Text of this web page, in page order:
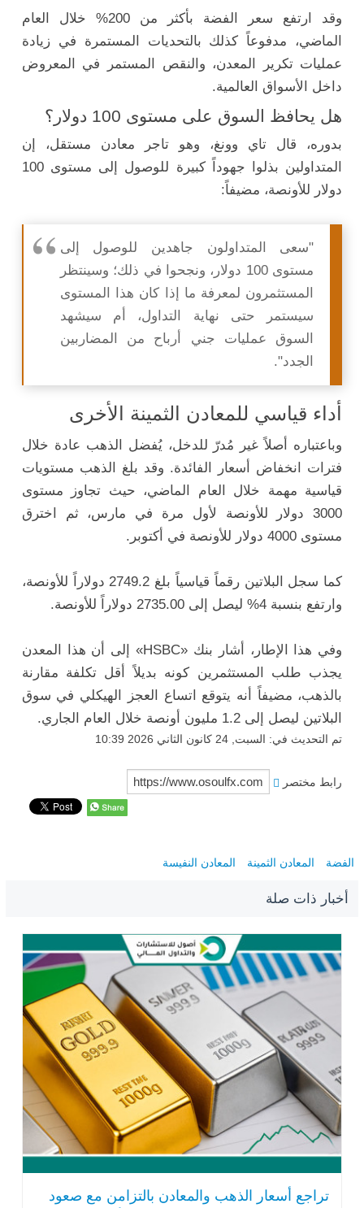
وقد ارتفع سعر الفضة بأكثر من 200% خلال العام
الماضي، مدفوعاً كذلك بالتحديات المستمرة في زيادة
عمليات تكرير المعدن، والنقص المستمر في المعروض
داخل الأسواق العالمية.
هل يحافظ السوق على مستوى 100 دولار؟
بدوره، قال تاي وونغ، وهو تاجر معادن مستقل، إن
المتداولين بذلوا جهوداً كبيرة للوصول إلى مستوى 100
دولار للأونصة، مضيفاً:
"سعى المتداولون جاهدين للوصول إلى
مستوى 100 دولار، ونجحوا في ذلك؛ وسينتظر
المستثمرون لمعرفة ما إذا كان هذا المستوى
سيستمر حتى نهاية التداول، أم سيشهد
السوق عمليات جني أرباح من المضاربين
الجدد".
أداء قياسي للمعادن الثمينة الأخرى
وباعتباره أصلاً غير مُدرّ للدخل، يُفضل الذهب عادة خلال
فترات انخفاض أسعار الفائدة. وقد بلغ الذهب مستويات
قياسية مهمة خلال العام الماضي، حيث تجاوز مستوى
3000 دولار للأونصة لأول مرة في مارس، ثم اخترق
مستوى 4000 دولار للأونصة في أكتوبر.
كما سجل البلاتين رقماً قياسياً بلغ 2749.2 دولاراً للأونصة،
وارتفع بنسبة 4% ليصل إلى 2735.00 دولاراً للأونصة.
وفي هذا الإطار، أشار بنك «HSBC» إلى أن هذا المعدن
يجذب طلب المستثمرين كونه بديلاً أقل تكلفة مقارنة
بالذهب، مضيفاً أنه يتوقع اتساع العجز الهيكلي في سوق
البلاتين ليصل إلى 1.2 مليون أونصة خلال العام الجاري.
تم التحديث في: السبت, 24 كانون الثاني 2026 10:39
رابط مختصر
الفضة المعادن الثمينة المعادن النفيسة
أخبار ذات صلة
تراجع أسعار الذهب والمعادن بالتزامن مع صعود